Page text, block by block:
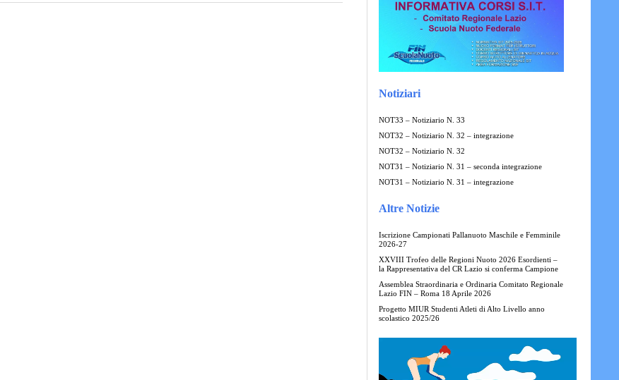
Notiziari
NOT33 – Notiziario N. 33
NOT32 – Notiziario N. 32 – integrazione
NOT32 – Notiziario N. 32
NOT31 – Notiziario N. 31 – seconda integrazione
NOT31 – Notiziario N. 31 – integrazione
Altre Notizie
Iscrizione Campionati Pallanuoto Maschile e Femminile
2026-27
XXVIII Trofeo delle Regioni Nuoto 2026 Esordienti –
la Rappresentativa del CR Lazio si conferma Campione
Assemblea Straordinaria e Ordinaria Comitato Regionale
Lazio FIN – Roma 18 Aprile 2026
Progetto MIUR Studenti Atleti di Alto Livello anno
scolastico 2025/26